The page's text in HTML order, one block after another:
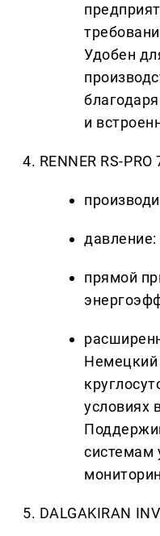
Удобен
и
4. RENNER RS-PRO
прямой
Немецкий
условиях
системам
5. DALGAKIRAN